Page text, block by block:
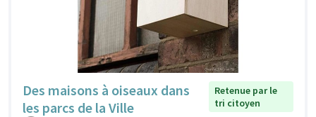
Des maisons à oiseaux dans
les parcs de la Ville
Retenue par le
tri citoyen